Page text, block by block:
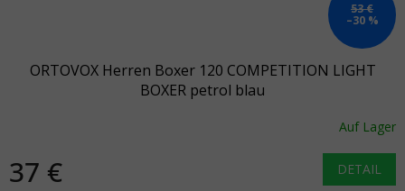
53 €
–30 %
ORTOVOX Herren Boxer 120 COMPETITION LIGHT
BOXER petrol blau
Auf Lager
37 € DETAIL